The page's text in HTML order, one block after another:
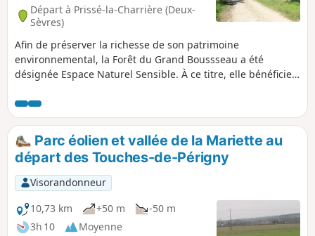
Départ à Prissé-la-Charrière (Deux-
Sèvres)
Afin de préserver la richesse de son patrimoine
environnemental, la Forêt du Grand Boussseau a été
désignée Espace Naturel Sensible. À ce titre, elle bénéficie
l’environnement du Conseil Départemental des Deux-
Sèvres. Ce petit parcours vous propose de découvrir ce
milieu protégé.
Parc éolien et vallée de la Mariette au
départ des Touches-de-Périgny
Visorandonneur
10,73 km
+50 m
-50 m
3h 10
Moyenne